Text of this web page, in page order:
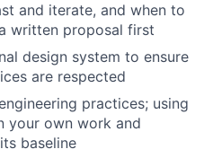
and iterate, and when to
written proposal first
design system to ensure
are respected
practices; using
your own work and
baseline